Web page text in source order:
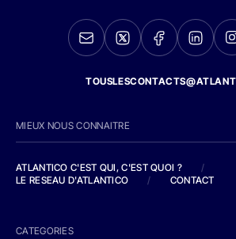
MIEUX NOUS CONNAITRE
ATLANTICO C'EST QUI, C'EST QUOI ?
/
LE RESEAU D'ATLANTICO
/ CONTACT
CATEGORIES